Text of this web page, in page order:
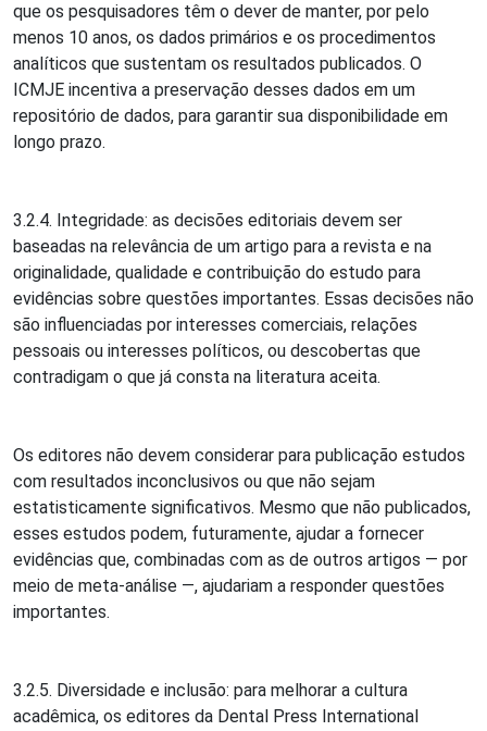
que os pesquisadores têm o dever de manter, por pelo
menos 10 anos, os dados primários e os procedimentos
analíticos que sustentam os resultados publicados. O
ICMJE incentiva a preservação desses dados em um
repositório de dados, para garantir sua disponibilidade em
longo prazo.
3.2.4. Integridade: as decisões editoriais devem ser
baseadas na relevância de um artigo para a revista e na
originalidade, qualidade e contribuição do estudo para
evidências sobre questões importantes. Essas decisões não
são influenciadas por interesses comerciais, relações
pessoais ou interesses políticos, ou descobertas que
contradigam o que já consta na literatura aceita.
Os editores não devem considerar para publicação estudos
com resultados inconclusivos ou que não sejam
estatisticamente significativos. Mesmo que não publicados,
esses estudos podem, futuramente, ajudar a fornecer
evidências que, combinadas com as de outros artigos — por
meio de meta-análise —, ajudariam a responder questões
importantes.
3.2.5. Diversidade e inclusão: para melhorar a cultura
acadêmica, os editores da Dental Press International